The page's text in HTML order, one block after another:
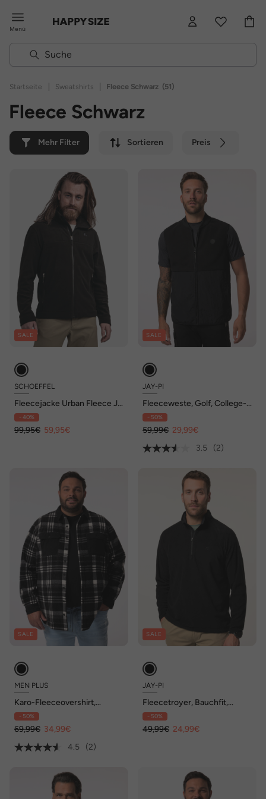
Menü
Startseite | Sweatshirts | Fleece Schwarz (51)
Fleece Schwarz
Mehr Filter Sortieren Preis
SALE
SCHOEFFEL
Fleecejacke Urban Fleece Jk
Style Karif MNS
- 40%
99,95€ 59,95€
SALE
JAY-PI
Fleeceweste, Golf, College-
Kragen, bis 7 XL
- 50%
59,99€ 29,99€
3.5
(2)
SALE
MEN PLUS
Karo-Fleeceovershirt,
Langarm, Kentkragen, bis 8
XL- 50%
69,99€ 34,99€
4.5
(2)
SALE
JAY-PI
Fleecetroyer, Bauchfit,
Outdoor, Zippkragen, bis 7 XL
- 50%
49,99€ 24,99€